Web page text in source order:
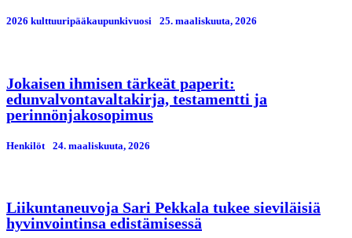
2026 kulttuuripääkaupunkivuosi 25. maaliskuuta, 2026
Jokaisen ihmisen tärkeät paperit:
edunvalvontavaltakirja, testamentti ja
perinnönjakosopimus
Henkilöt 24. maaliskuuta, 2026
Liikuntaneuvoja Sari Pekkala tukee sieviläisiä
hyvinvointinsa edistämisessä